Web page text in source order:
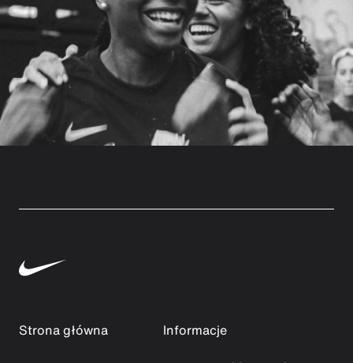
Strona główna
Informacje